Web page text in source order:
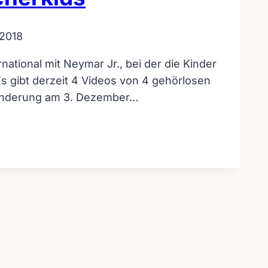
mit Neymar Jr., bei der die Kinder
gibt derzeit 4 Videos von 4 gehörlosen
am 3. Dezember…